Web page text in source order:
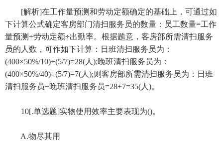
[解析]在工作量预测和劳动定额确定的基础上，可通过如
下计算公式确定客房部门清扫服务员的数量：员工数量=工作
量预测÷劳动定额÷出勤率。根据题意，客房部所需清扫服务
员的人数，可作如下计算：日班清扫服务员为：
(400×50%/10)÷(5/7)=28(人);晚班清扫服务员为：
(400×50%/40)÷(5/7)=7(人);则客房部所需清扫服务员为：日班
清扫服务员+晚班清扫服务员=28+7=35(人)。
10[.单选题]实物使用效率主要表现为()。
A.物尽其用